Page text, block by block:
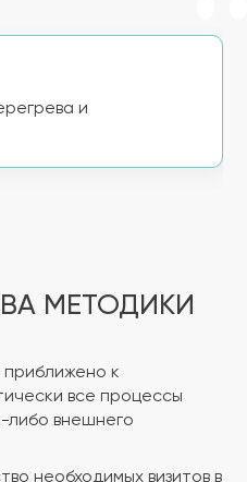
и
МЕТОДИКИ
к
все процессы
либо внешнего
необходимых визитов в